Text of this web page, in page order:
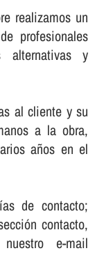
realizamos un
profesionales
y
al cliente y su
a la obra,
años en el
de contacto;
contacto,
e-mail